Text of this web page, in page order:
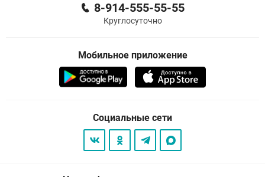
8-914-555-55-55
Круглосуточно
Мобильное приложение
Социальные сети